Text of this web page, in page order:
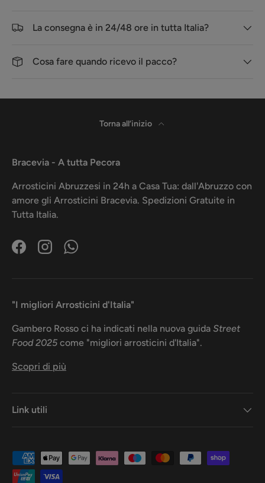
La consegna è in 24/48 ore in tutta Italia?
Cosa fare quando ricevo il pacco?
Torna all’inizio
Bracevia - A tutta Pecora
Arrosticini Abruzzesi in 24h a Casa Tua: dall'Abruzzo con
amore gli Arrosticini Bracevia. Spedizioni Gratuite in
Tutta Italia.
FacebookInstagramWhatsApp
"I migliori Arrosticini d'Italia"
Gambero Rosso ci ha indicati nella nuova guida Street
Food 2025 come "migliori arrosticini d'Italia".
Scopri di più
Link utili
Metodi di pagamento accettati